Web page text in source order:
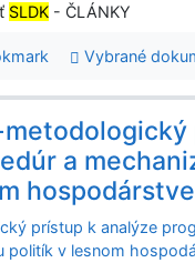
SLDK - ČLÁNKY
Vybrané
a
hospodárstve
prístup k analýze
politík v lesnom